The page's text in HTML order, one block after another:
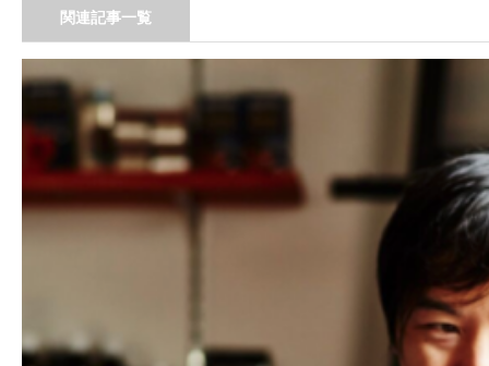
関連記事一覧